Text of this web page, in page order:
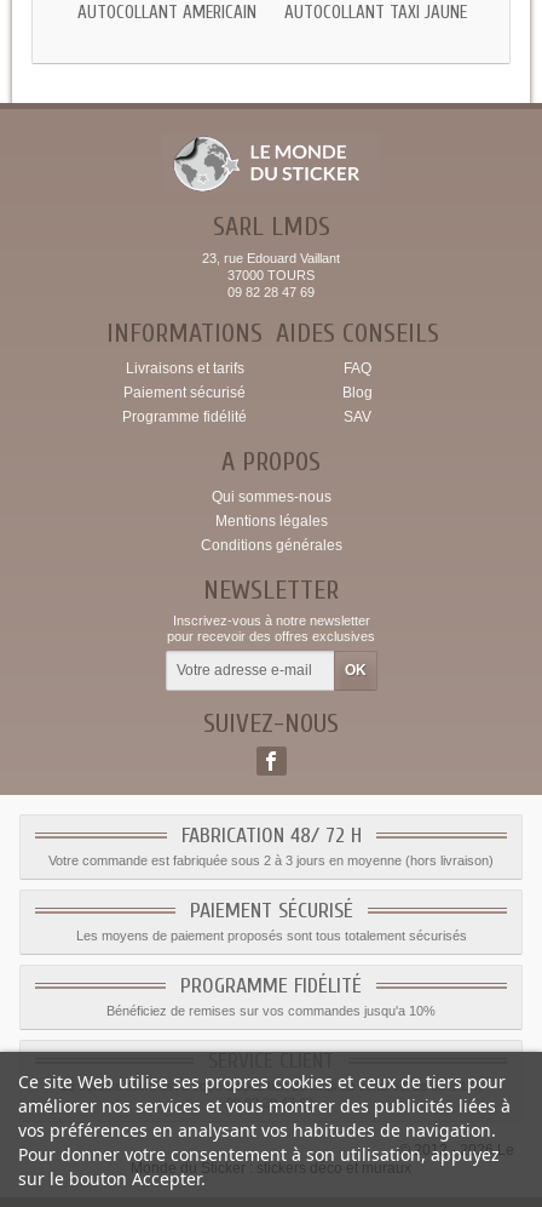
AUTOCOLLANT AMERICAIN AUTOCOLLANT TAXI JAUNE
SARL LMDS
23, rue Edouard Vaillant
37000 TOURS
09 82 28 47 69
INFORMATIONS
Livraisons et tarifs
Paiement sécurisé
Programme fidélité
AIDES CONSEILS
FAQ
Blog
SAV
A PROPOS
Qui sommes-nous
Mentions légales
Conditions générales
NEWSLETTER
Inscrivez-vous à notre newsletter
pour recevoir des offres exclusives
SUIVEZ-NOUS
FABRICATION 48/ 72 H
Votre commande est fabriquée sous 2 à 3 jours en moyenne (hors livraison)
PAIEMENT SÉCURISÉ
Les moyens de paiement proposés sont tous totalement sécurisés
PROGRAMME FIDÉLITÉ
Bénéficiez de remises sur vos commandes jusqu'a 10%
Le service client est a votre disposition du lundi au vendredi de 8h à 17h
09.82.28.47.69.
© 2012 - 2026 Le
Monde du Sticker :
stickers déco et muraux
Ce site Web utilise ses propres cookies et ceux de tiers pour
améliorer nos services et vous montrer des publicités liées à
vos préférences en analysant vos habitudes de navigation.
Pour donner votre consentement à son utilisation, appuyez
sur le bouton Accepter.